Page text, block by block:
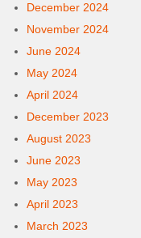
December 2024
November 2024
June 2024
May 2024
April 2024
December 2023
August 2023
June 2023
May 2023
April 2023
March 2023